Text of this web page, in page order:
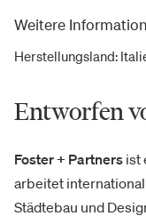
Weitere
Herstellungsland:
Entworfen
Foster + Partners ist
arbeitet
Städtebau und